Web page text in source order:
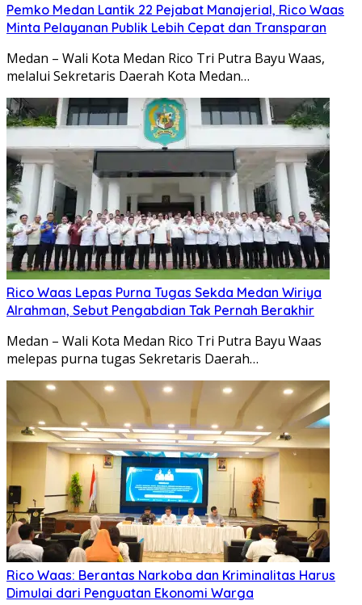
Pemko Medan Lantik 22 Pejabat Manajerial, Rico Waas
Minta Pelayanan Publik Lebih Cepat dan Transparan
Medan – Wali Kota Medan Rico Tri Putra Bayu Waas,
melalui Sekretaris Daerah Kota Medan…
Rico Waas Lepas Purna Tugas Sekda Medan Wiriya
Alrahman, Sebut Pengabdian Tak Pernah Berakhir
Medan – Wali Kota Medan Rico Tri Putra Bayu Waas
melepas purna tugas Sekretaris Daerah…
Rico Waas: Berantas Narkoba dan Kriminalitas Harus
Dimulai dari Penguatan Ekonomi Warga